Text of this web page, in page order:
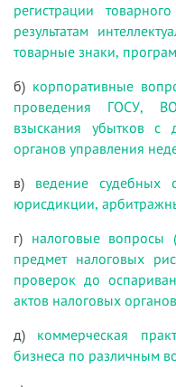
регистрации
результатам
товарные знаки,
б) корпоративные
проведения ГОСУ,
взыскания убытков с
органов управления
в) ведение
юрисдикции,
г) налоговые вопросы
предмет налоговых
проверок до
актов налоговых
д) коммерческая
бизнеса по различным